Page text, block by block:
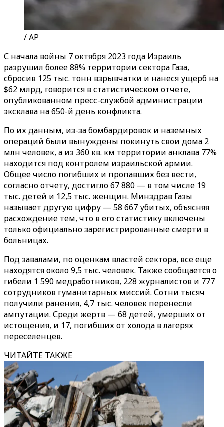
/ AP
С начала войны 7 октября 2023 года Израиль
разрушил более 88% территории сектора Газа,
сбросив 125 тыс. тонн взрывчатки и нанеся ущерб на
$62 млрд, говорится в статистическом отчете,
опубликованном пресс-службой администрации
эксклава на 650-й день конфликта.
По их данным, из-за бомбардировок и наземных
операций были вынуждены покинуть свои дома 2
млн человек, а из 360 кв. км территории анклава 77%
находится под контролем израильской армии.
Общее число погибших и пропавших без вести,
согласно отчету, достигло 67 880 — в том числе 19
тыс. детей и 12,5 тыс. женщин. Минздрав Газы
называет другую цифру — 58 667 убитых, объясняя
расхождение тем, что в его статистику включены
только официально зарегистрированные смерти в
больницах.
Под завалами, по оценкам властей сектора, все еще
находятся около 9,5 тыс. человек. Также сообщается о
гибели 1 590 медработников, 228 журналистов и 777
сотрудников гуманитарных миссий. Сотни тысяч
получили ранения, 4,7 тыс. человек перенесли
ампутации. Среди жертв — 68 детей, умерших от
истощения, и 17, погибших от холода в лагерях
переселенцев.
ЧИТАЙТЕ ТАКЖЕ